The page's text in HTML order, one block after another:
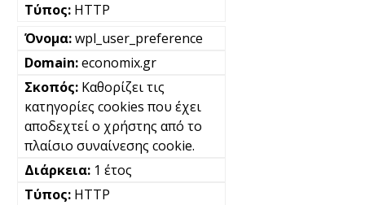
HTTP
wpl_user_preference
economix.gr
Καθορίζει τις
κατηγορίες cookies που έχει
αποδεχτεί ο χρήστης από το
πλαίσιο συναίνεσης cookie.
1 έτος
HTTP